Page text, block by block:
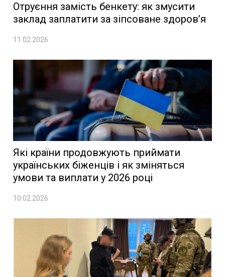
Отруєння замість бенкету: як змусити
заклад заплатити за зіпсоване здоров’я
11.02.2026
Які країни продовжують приймати
українських біженців і як зміняться
умови та виплати у 2026 році
10.02.2026